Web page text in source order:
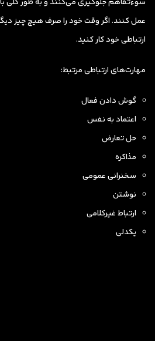
عمل کنند. اگر وقت خود را صرف هیچ چیز
ارتباطی خود کار کنید.
مهارت‌های ارتباطی مرتبط:
گوش دادن فعال
اعتماد به نفس
حل تعارض
مذاکره
سخنرانی عمومی
نوشتن
ارتباط غیرکلامی
یکدلی